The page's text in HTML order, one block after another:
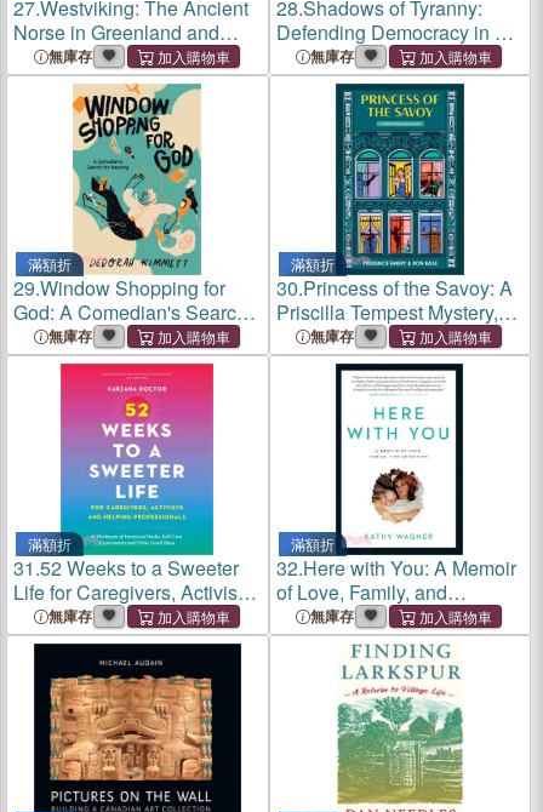
27.Westviking: The Ancient
Norse in Greenland and
North America
無庫存
28.Shadows of Tyranny:
Defending Democracy in an
Age of Dictatorship
無庫存
滿額折
29.Window Shopping for
God: A Comedian's Search
for Meaning
無庫存
滿額折
30.Princess of the Savoy: A
Priscilla Tempest Mystery,
Book 3
無庫存
滿額折
31.52 Weeks to a Sweeter
Life for Caregivers, Activists
and Helping Professionals:
A Workbook of Emotional
Hacks, Self-Care
Experiments and Other
Good Id
無庫存
滿額折
32.Here with You: A Memoir
of Love, Family, and
Addiction
無庫存